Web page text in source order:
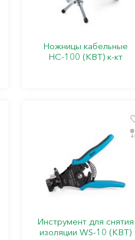
Ножницы кабельные
НС-100 (КВТ) к-кт
Инструмент для снятия
изоляции WS-10 (КВТ)